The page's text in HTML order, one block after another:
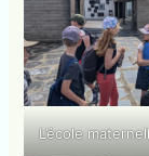
L’école